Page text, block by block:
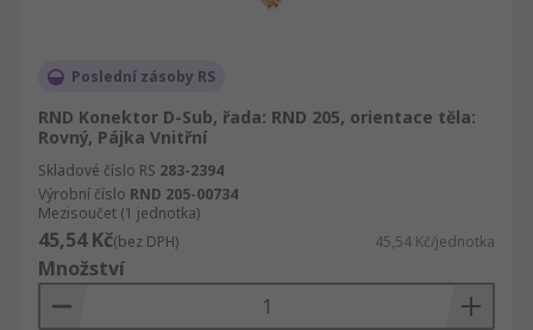
Poslední zásoby RS
RND Konektor D-Sub, řada: RND 205, orientace těla:
Rovný, Pájka Vnitřní
Skladové číslo RS 283-2394
Výrobní číslo RND 205-00734
Mezisoučet (1 jednotka)
45,54 Kč(bez DPH) 45,54 Kč/jednotka
Množství